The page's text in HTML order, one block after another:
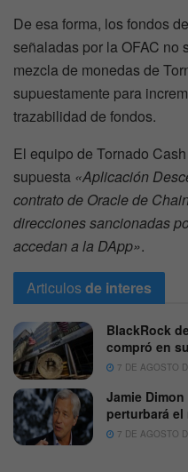
De esa forma, los fondos
señaladas por la OFAC no
mezcla de monedas de
supuestamente para
trazabilidad de fondos.
El equipo de Tornado
supuesta «Aplicación
contrato de Oracle de
direcciones sancionadas
accedan a la DApp».
Articulosde interes
BlackRock
compró en
7 DE AGOSTO
Jamie
perturbará el
7 DE AGOSTO